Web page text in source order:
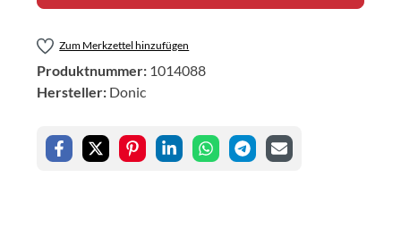
Zum Merkzettel hinzufügen
Produktnummer: 1014088
Hersteller: Donic